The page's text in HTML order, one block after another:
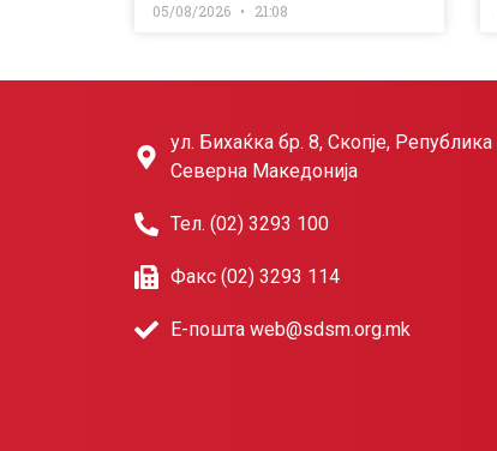
05/08/2026 21:08
ул. Бихаќка бр. 8, Скопје, Република
Северна Македонија
Тел. (02) 3293 100
Факс (02) 3293 114
Е-пошта web@sdsm.org.mk